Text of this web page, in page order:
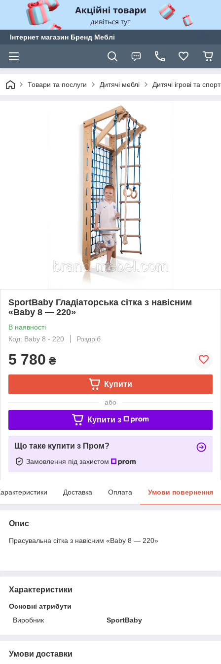
Інтернет магазин Бренд Меблі
Товари та послуги Дитячі меблі Дитячі ігрові та
SportBaby Гладіаторська сітка з навісним
«Baby 8 — 220»
В наявності
Код: Baby 8 - 220
Роздріб
5 780 ₴
Купити
або
Купити з
Що таке купити з Пром?
Замовлення під захистом
Доставка Оплата Умови повернення
Опис
Прасувальна сітка з навісним «Baby 8 — 220»
Характеристики
Основні атрибути
Виробник
SportBaby
Умови доставки